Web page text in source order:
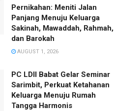
Pernikahan: Meniti Jalan
Panjang Menuju Keluarga
Sakinah, Mawaddah, Rahmah,
dan Barokah
AUGUST 1, 2026
PC LDII Babat Gelar Seminar
Sarimbit, Perkuat Ketahanan
Keluarga Menuju Rumah
Tangga Harmonis